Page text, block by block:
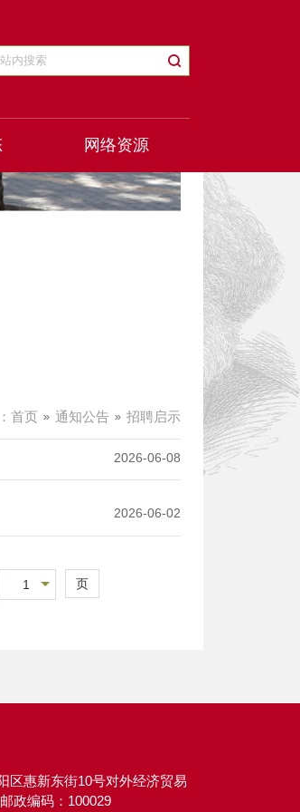
网络资源
首页 通知公告 招聘启示
2026-06-08
2026-06-02
1 页
区惠新东街10号对外经济贸易
政编码：100029